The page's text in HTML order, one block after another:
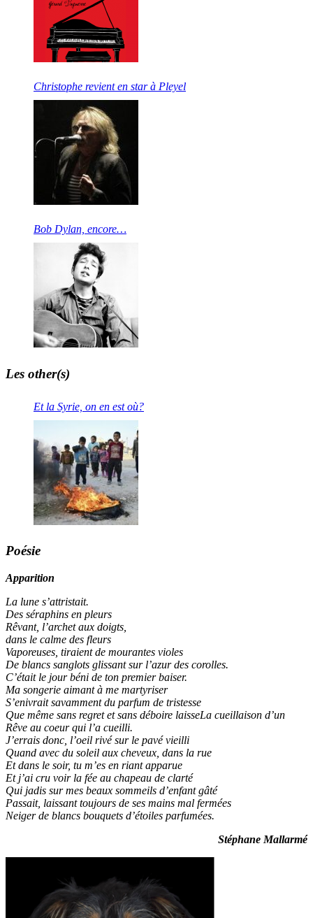
Christophe revient en star à Pleyel
Bob Dylan, encore…
Les other(s)
Et la Syrie, on en est où?
Poésie
Apparition
La lune s’attristait.
Des séraphins en pleurs
Rêvant, l’archet aux doigts,
dans le calme des fleurs
Vaporeuses, tiraient de mourantes violes
De blancs sanglots glissant sur l’azur des corolles.
C’était le jour béni de ton premier baiser.
Ma songerie aimant à me martyriser
S’enivrait savamment du parfum de tristesse
Que même sans regret et sans déboire laisseLa cueillaison d’un
Rêve au coeur qui l’a cueilli.
J’errais donc, l’oeil rivé sur le pavé vieilli
Quand avec du soleil aux cheveux, dans la rue
Et dans le soir, tu m’es en riant apparue
Et j’ai cru voir la fée au chapeau de clarté
Qui jadis sur mes beaux sommeils d’enfant gâté
Passait, laissant toujours de ses mains mal fermées
Neiger de blancs bouquets d’étoiles parfumées.
Stéphane Mallarmé